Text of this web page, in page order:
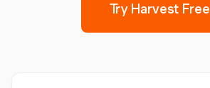
Try Harvest Free